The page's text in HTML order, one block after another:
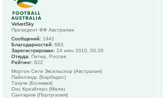
VelvetSky
Президент ФФ Австралии
Сообщений: 1942
Благодарностей: 683
Зарегистрирован: 24 июн 2010, 00:20
Откуда: Питер, Россия
Рейтинг: 822
Мортон Сити Эксельсиор (Австралия)
Пайнлэндс (Барбадос)
Тахучи (Боливия)
Онс Криэйтерз (Мали)
Сантарем (Португалия)